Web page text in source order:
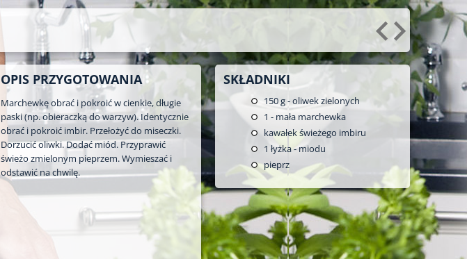
OPIS PRZYGOTOWANIA
Marchewkę obrać i pokroić w cienkie, długie
paski (np. obieraczką do warzyw). Identycznie
obrać i pokroić imbir. Przełożyć do miseczki.
Dorzucić oliwki. Dodać miód. Przyprawić
świeżo zmielonym pieprzem. Wymieszać i
odstawić na chwilę.
SKŁADNIKI
150g - oliwek zielonych
1 - mała marchewka
kawałek świeżego imbiru
1 łyżka - miodu
pieprz